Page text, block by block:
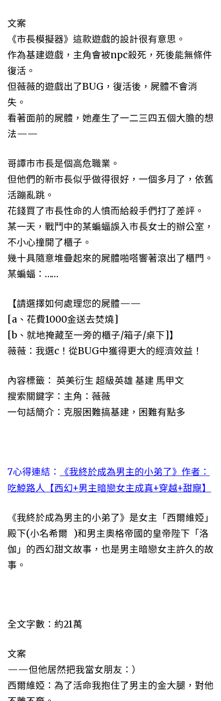
文案
《市長模擬器》這款遊戲的設計很有意思。
作為基建遊戲，主角會被npc殺死，死後能無條件
復活。
但薇薇的遊戲出了BUG，復活後，屍體不會消
失。
看著面前的屍體，她產生了一二三四五個大膽的想
法——
哥譚市市長是個高危職業。
但他們的新市長似乎做得很好，一個多月了，依舊
活蹦亂跳。
花錢買了市長性命的人憤而給殺手們打了差評。
某一天，戰鬥中的某蝙蝠誤入市長女士的辦公室，
不小心撞開了櫃子。
幾十具隨意堆疊起來的屍體啪嗒響著滾出了櫃門。
某蝙蝠：……
【請選擇如何處理您的屍體——
[a、花費1000金送去焚燒]
[b、就地掩藏至一旁的櫃子/箱子/桌下]】
薇薇：我選c！從BUG中獲得更大的經濟效益！
內容標籤： 英美衍生 超級英雄 基建 馬甲文
搜索關鍵字：主角：薇薇
一句話簡介：克服困難搞基建，困難有點多
7心得連結：
《我終於成為男主的小弟了》作者：
吃鯨路人【西幻+男主暗戀女主成真+穿越+甜寵】
《我終於成為男主的小弟了》是女主「西爾維婭」
殿下(小名希爾 )和男主奧格帝國的皇帝陛下「洛
伽」的西幻甜文故事，也是男主暗戀女主許久的故
事。
全文字數：約21萬
文案
——但他居然把我當女朋友：）
西爾維婭：為了活命我抱住了男主的金大腿，對他